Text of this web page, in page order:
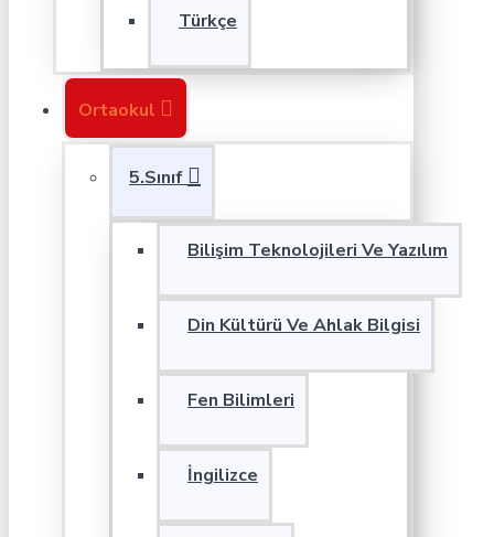
Türkçe
Ortaokul
5.Sınıf
Bilişim Teknolojileri Ve Yazılım
Din Kültürü Ve Ahlak Bilgisi
Fen Bilimleri
İngilizce